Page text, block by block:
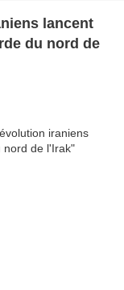
lancent
du nord de